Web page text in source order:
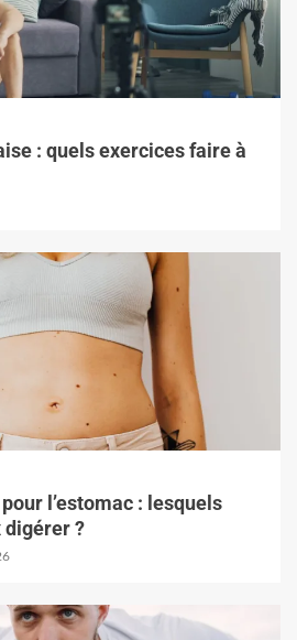
: quels exercices faire à
l’estomac : lesquels
digérer ?